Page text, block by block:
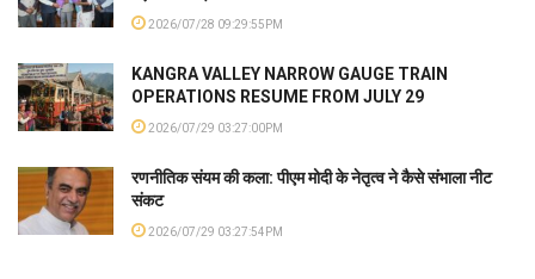
2026/07/28 09:29:55PM
KANGRA VALLEY NARROW GAUGE TRAIN
OPERATIONS RESUME FROM JULY 29
2026/07/29 03:27:00PM
रणनीतिक संयम की कला: पीएम मोदी के नेतृत्व ने कैसे संभाला नीट
संकट
2026/07/29 03:27:54PM